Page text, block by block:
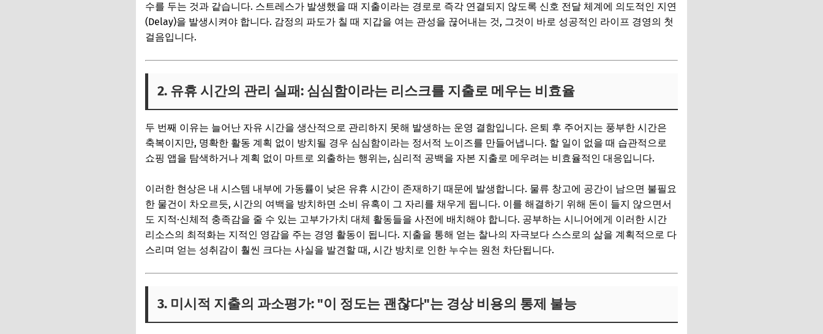
수를 두는 것과 같습니다. 스트레스가 발생했을 때 지출이라는 경로로 즉각 연결되지 않도록 신호 전달 체계에 의도적인 지연
(Delay)을 발생시켜야 합니다. 감정의 파도가 칠 때 지갑을 여는 관성을 끊어내는 것, 그것이 바로 성공적인 라이프 경영의 첫
걸음입니다.
2. 유휴 시간의 관리 실패: 심심함이라는 리스크를 지출로 메우는 비효율
두 번째 이유는 늘어난 자유 시간을 생산적으로 관리하지 못해 발생하는 운영 결함입니다. 은퇴 후 주어지는 풍부한 시간은
축복이지만, 명확한 활동 계획 없이 방치될 경우 심심함이라는 정서적 노이즈를 만들어냅니다. 할 일이 없을 때 습관적으로
쇼핑 앱을 탐색하거나 계획 없이 마트로 외출하는 행위는, 심리적 공백을 자본 지출로 메우려는 비효율적인 대응입니다.
이러한 현상은 내 시스템 내부에 가동률이 낮은 유휴 시간이 존재하기 때문에 발생합니다. 물류 창고에 공간이 남으면 불필요
한 물건이 차오르듯, 시간의 여백을 방치하면 소비 유혹이 그 자리를 채우게 됩니다. 이를 해결하기 위해 돈이 들지 않으면서
도 지적·신체적 충족감을 줄 수 있는 고부가가치 대체 활동들을 사전에 배치해야 합니다. 공부하는 시니어에게 이러한 시간
리소스의 최적화는 지적인 영감을 주는 경영 활동이 됩니다. 지출을 통해 얻는 찰나의 자극보다 스스로의 삶을 계획적으로 다
스리며 얻는 성취감이 훨씬 크다는 사실을 발견할 때, 시간 방치로 인한 누수는 원천 차단됩니다.
3. 미시적 지출의 과소평가: "이 정도는 괜찮다"는 경상 비용의 통제 불능